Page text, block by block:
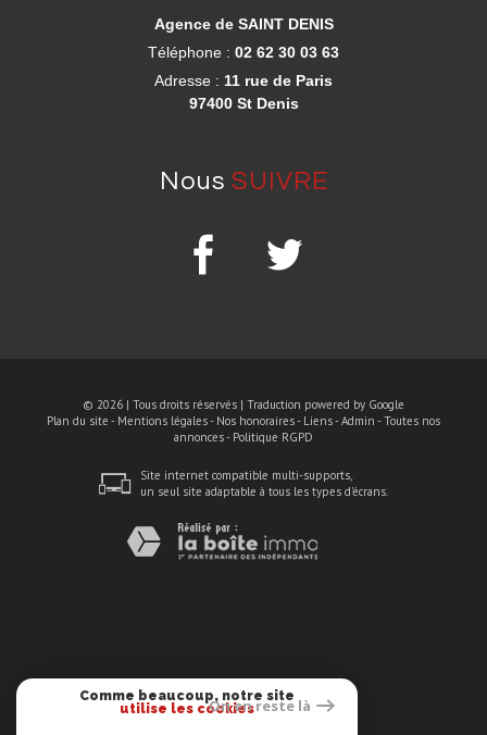
Agence de SAINT DENIS
Téléphone : 02 62 30 03 63
Adresse : 11 rue de Paris
97400 St Denis
nous SUIVRE
© 2026 | Tous droits réservés | Traduction powered by Google
Plan du site - Mentions légales- Nos honoraires- Liens-Admin -Toutes nos
annonces- Politique RGPD
Site internet compatible multi-supports,
un seul site adaptable à tous les types d'écrans.
On en reste là
Comme beaucoup, notre site
utilise les cookies